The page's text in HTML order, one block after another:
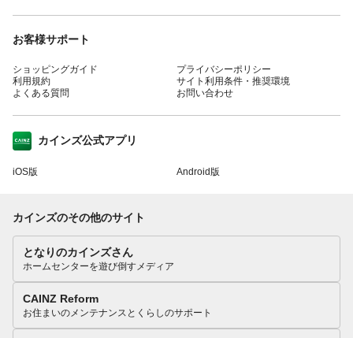
お客様サポート
ショッピングガイド
利用規約
よくある質問
プライバシーポリシー
サイト利用条件・推奨環境
お問い合わせ
カインズ公式アプリ
iOS版 Android版
カインズのその他のサイト
となりのカインズさん
ホームセンターを遊び倒すメディア
CAINZ Reform
お住まいのメンテナンスとくらしのサポート